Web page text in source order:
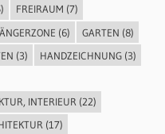
FREIRAUM (7)
(6) GARTEN (8)
(3) HANDZEICHNUNG(3)
INTERIEUR (22)
(17)